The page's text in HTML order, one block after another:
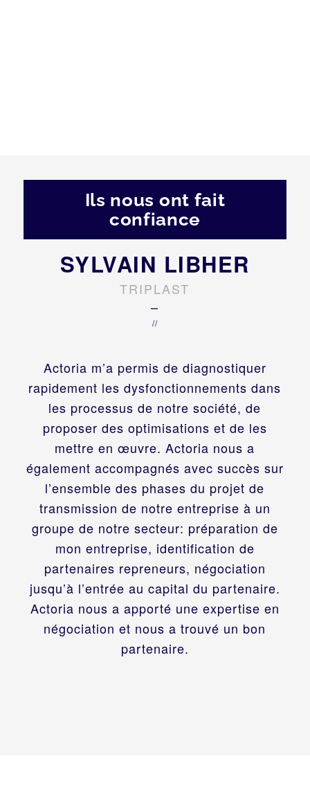
Ils nous ont fait
confiance
Actoria m’a permis de diagnostiquer
rapidement les dysfonctionnements dans
les processus de notre société, de
proposer des optimisations et de les
mettre en œuvre. Actoria nous a
également accompagnés avec succès sur
l’ensemble des phases du projet de
transmission de notre entreprise à un
groupe de notre secteur: préparation de
mon entreprise, identification de
partenaires repreneurs, négociation
jusqu’à l’entrée au capital du partenaire.
Actoria nous a apporté une expertise en
négociation et nous a trouvé un bon
partenaire.
SYLVAIN LIBHER
TRIPLAST
–
//